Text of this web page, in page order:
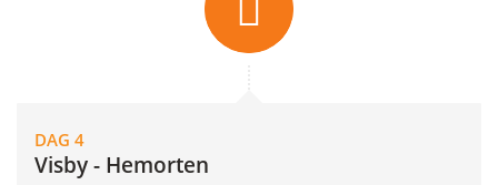
DAG 4
Visby - Hemorten